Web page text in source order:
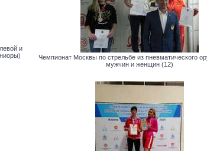
и
Чемпионат Москвы по стрельбе из пневматического
мужчин и женщин (12)